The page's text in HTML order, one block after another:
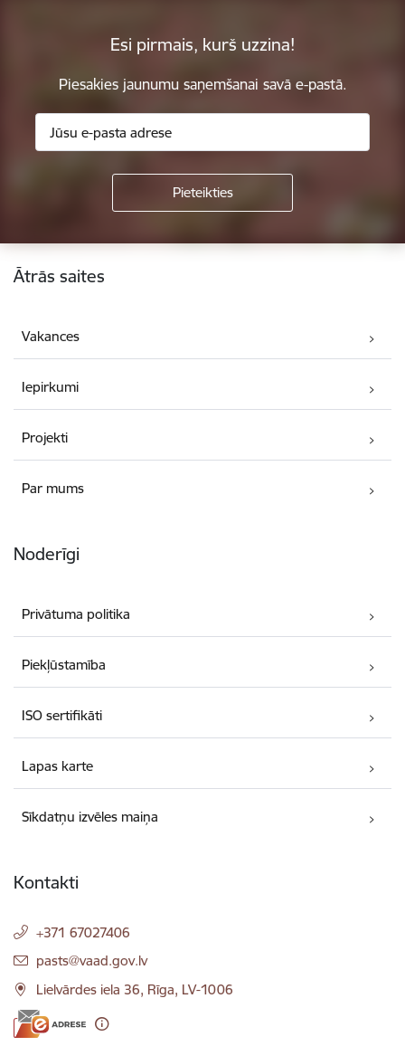
Esi pirmais, kurš uzzina!
Piesakies jaunumu saņemšanai savā e-pastā.
Kājene
Ātrās saites
Vakances
Iepirkumi
Projekti
Par mums
Noderīgi
Privātuma politika
Piekļūstamība
ISO sertifikāti
Lapas karte
Sīkdatņu izvēles maiņa
Kontakti
+371 67027406
E-pasts:
pasts@vaad.gov.lv
Lielvārdes iela 36, Rīga, LV-1006